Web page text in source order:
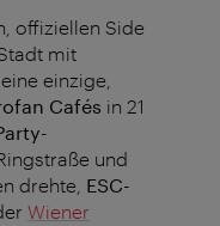
offiziellen Side
mit
einzige,
Cafés in 21
und
drehte, ESC-
Wiener